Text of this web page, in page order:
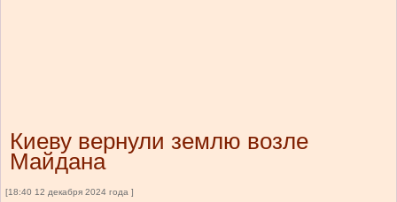
Киеву вернули землю возле
Майдана
[18:40 12 декабря 2024 года ]